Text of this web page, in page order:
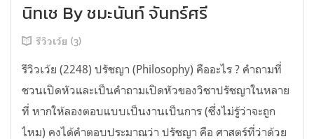
นิทเช By ชมะนันท์ จันทร์ศรี
รีวิวเว้ย (3)
รีวิวเว้ย (2248) ปรัชญา (Philosophy) คืออะไร ? คำถามที่
ชวนเปิดหัวและเป็นคำถามเปิดหัวของวิชาปรัชญาในหลาย
ที่ หากให้ลองตอบแบบเป็นงานเป็นการ (ซึ่งไม่รู้ว่าจะถูก
ไหม) คงได้คำตอบประมาณว่า ปรัชญา คือ ศาสตร์ที่ว่าด้วย